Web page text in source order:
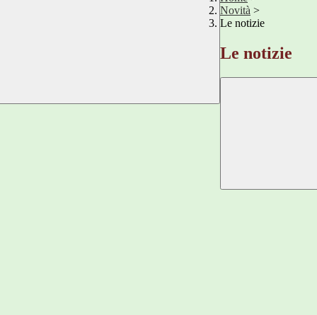
Novità >
Le notizie
Le notizie